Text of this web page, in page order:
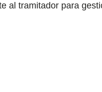
al tramitador para